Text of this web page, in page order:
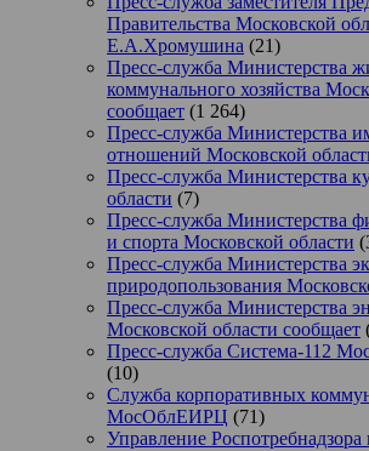
Правительства Московской
Е.А.Хромушина (21)
Пресс-служба Министерства
коммунального хозяйства
сообщает (1 264)
Пресс-служба Министерства
отношений Московской
Пресс-служба Министерства
области (7)
Пресс-служба Министерства
и спорта Московской области
Пресс-служба Министерства
природопользования
Пресс-служба Министерства
Московской области сообщает
Пресс-служба Система-112
(10)
Служба корпоративных
МосОблЕИРЦ (71)
Управление